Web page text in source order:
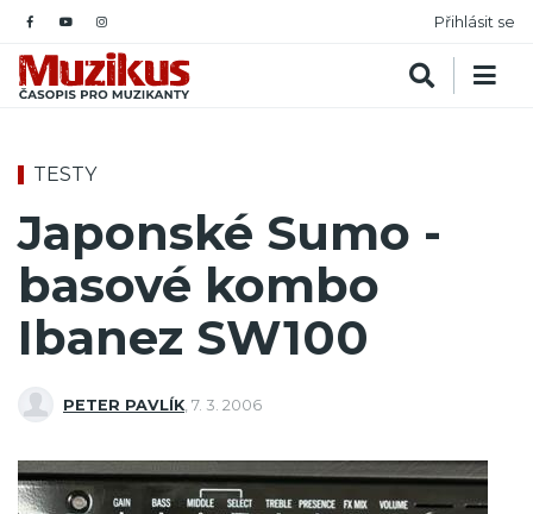
Přihlásit se
TESTY
Japonské Sumo -
basové kombo
Ibanez SW100
PETER PAVLÍK 7. 3. 2006